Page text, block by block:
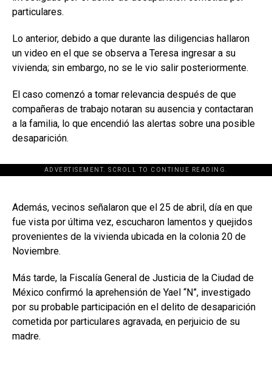
particulares.
Lo anterior, debido a que durante las diligencias hallaron
un video en el que se observa a Teresa ingresar a su
vivienda; sin embargo, no se le vio salir posteriormente.
El caso comenzó a tomar relevancia después de que
compañeras de trabajo notaran su ausencia y contactaran
a la familia, lo que encendió las alertas sobre una posible
desaparición.
ADVERTISEMENT. SCROLL TO CONTINUE READING.
[adsforwp id="243463"]
Además, vecinos señalaron que el 25 de abril, día en que
fue vista por última vez, escucharon lamentos y quejidos
provenientes de la vivienda ubicada en la colonia 20 de
Noviembre.
Más tarde, la Fiscalía General de Justicia de la Ciudad de
México confirmó la aprehensión de Yael “N”, investigado
por su probable participación en el delito de desaparición
cometida por particulares agravada, en perjuicio de su
madre.